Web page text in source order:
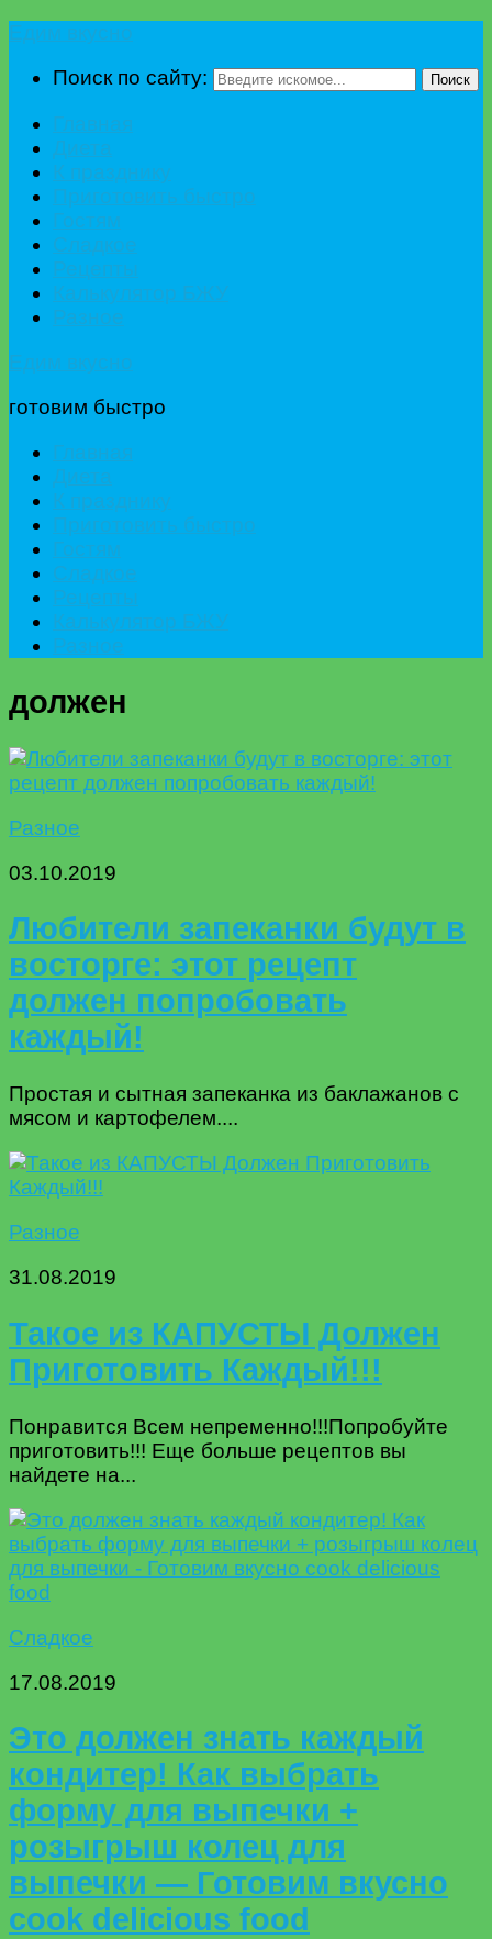
Поиск по сайту:
Поиск
готовим быстро
должен
Разное
03.10.2019
Любители запеканки будут в
восторге: этот рецепт
должен попробовать
каждый!
Простая и сытная запеканка из баклажанов с
мясом и картофелем....
Разное
31.08.2019
Такое из КАПУСТЫ Должен
Приготовить Каждый!!!
Понравится Всем непременно!!!Попробуйте
приготовить!!! Еще больше рецептов вы
найдете на...
Сладкое
17.08.2019
Это должен знать каждый
кондитер! Как выбрать
форму для выпечки +
розыгрыш колец для
выпечки — Готовим вкусно
cook delicious food